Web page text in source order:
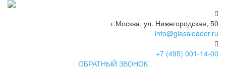
г.Москва, ул. Нижегородская, 50
info@glassleader.ru
+7 (495) 001-14-00
ОБРАТНЫЙ ЗВОНОК